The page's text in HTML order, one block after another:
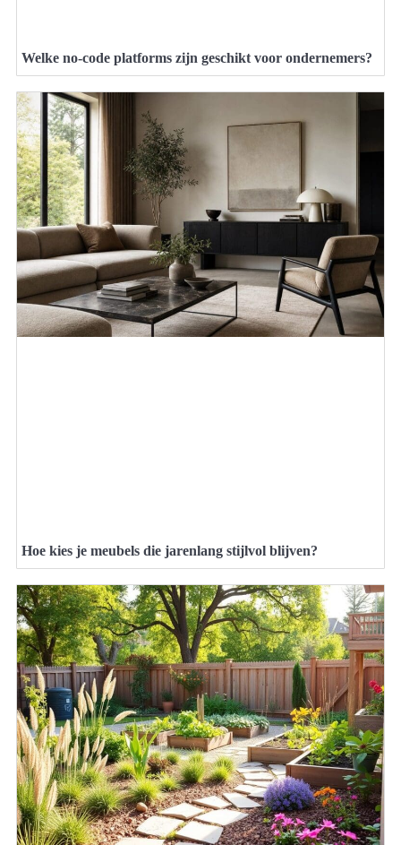
Welke no-code platforms zijn geschikt voor ondernemers?
Hoe kies je meubels die jarenlang stijlvol blijven?